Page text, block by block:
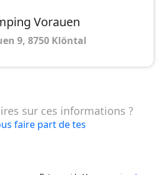
Vorauen
9, 8750 Klöntal
sur ces informations ?
faire part de tes